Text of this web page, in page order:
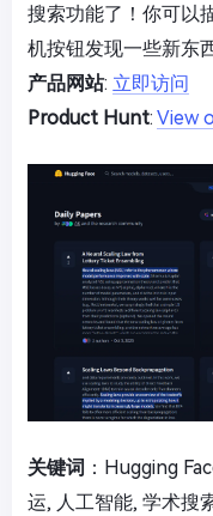
搜索功能了！你可以
机按钮发现一些新东
产品网站: 立即访问
Product Hunt: View
关键词 ：Hugging
运, 人工智能, 学术搜